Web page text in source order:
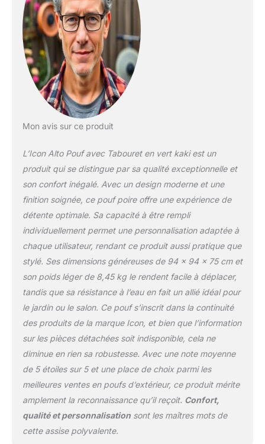
raison de la nature des
produits remplis de billes,
les dimensions peuvent
varier. POUF AVEC
REMBOURRAGE INCLUS:
Fauteuil pouf et repose-
pieds avec rembourrage
inclus. Ce produit est
portable, cet ensemble
de fauteuils confortables
est idéal pour se
détendre. Bille
polystyrène remplissage
pouf. Ajoutez ou retirez
du rembourrage de billes
de polystyrène selon
votre souhait de confort.
MATÉRIAU DURABLE:
Cet ensemble d'extérieur
est fabriqué à partir d'un
tissu oléfine certifié
hydrofuge, résistant aux
UV et à la moisissure, qui
convient à une utilisation
à l'intérieur comme à
coutures et la double
fermeture éclair offrent
une durabilité
Mon avis sur ce produit
L’Icon Alto Pouf avec Tabouret en vert kaki est un
produit qui se distingue par sa qualité exceptionnelle et
son confort inégalé. Avec un design moderne et une
finition soignée, ce pouf poire offre une expérience de
détente optimale. Sa capacité à être rempli
individuellement permet une personnalisation adaptée à
chaque utilisateur, rendant ce produit aussi pratique que
stylé. Ses dimensions généreuses de 94 x 94 x 75 cm et
son poids léger de 8,45 kg le rendent facile à déplacer,
tandis que sa résistance à l’eau en fait un allié idéal pour
le jardin ou le salon. Ce pouf s’inscrit dans la continuité
des produits de la marque Icon, et bien que l’information
sur les pièces détachées soit indisponible, cela ne
diminue en rien sa robustesse. Avec une note moyenne
de 5 étoiles sur 5 et une place de choix parmi les
meilleures ventes en poufs d’extérieur, ce produit mérite
amplement la reconnaissance qu’il reçoit. Confort,
qualité et personnalisationsont les maîtres mots de
cette assise polyvalente.